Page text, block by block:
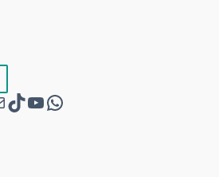
electrónico
@ami_acogidasmalakitas
Canal de YouTube
Canal WhatsApp